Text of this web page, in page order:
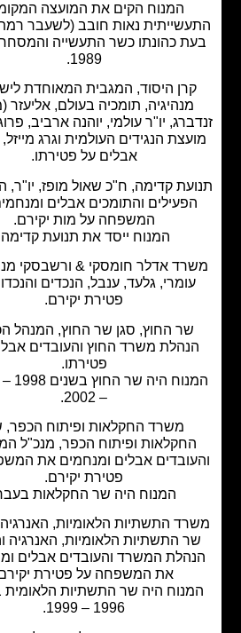
המנוח הקים את המועצה המקומית
נאות חובב (לשעבר רמת חובב)
כהונתו כשר התעשייה והמסחר בשנת
היסוד, המגבית המאוחדת לישראל,
מנהיגיה, תומכיה בעולם, אליעזר (מודי)
יו"ר עולמי, יוהנה ארביב, פרוג'יה, יו"ר
הנגידים העולמית וגרג מייזל, מנכ"ל,
אבלים על פטירתו.
קדימה, ח"כ שאול מופז, יו"ר, החברים,
והתומכים אבלים ומנחמים את
המשפחה על מות יקירם.
המנוח ייסד את תנועת קדימה.
אדלר חומסקי & ורשבסקי מנחם את
עומרי, גלעד, ענבל, הנכדים והנכדות על
פטירת יקירם.
שר החוץ, סגן שר החוץ, המנהל הכללי,
משרד החוץ והעובדים אבלים על
המנוח היה שר החוץ בשנים 1998 – 1999 ו
משרד החקלאות ופיתוח הכפר, שר
ופיתוח הכפר, מנכ"ל המשרד
אבלים ומנחמים את המשפחה על
פטירת יקירם.
המנוח היה שר החקלאות בעבר.
התשתיות הלאומיות, האנרגיה והמים,
התשתיות הלאומיות, האנרגיה והמים,
המשרד והעובדים אבלים ומנחמים
את המשפחה על פטירת יקירם.
היה שר התשתיות הלאומית בשנים